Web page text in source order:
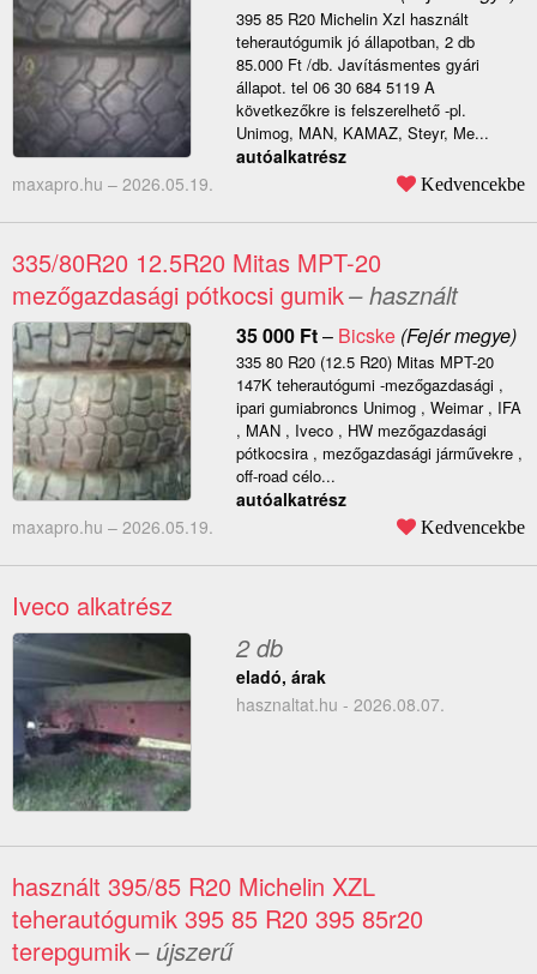
395 85 R20 Michelin Xzl használt
teherautógumik jó állapotban, 2 db
85.000 Ft /db. Javításmentes gyári
állapot. tel 06 30 684 5119 A
következőkre is felszerelhető -pl.
Unimog, MAN, KAMAZ, Steyr, Me...
autóalkatrész
maxapro.hu – 2026.05.19. Kedvencekbe
335/80R20 12.5R20 Mitas MPT-20
mezőgazdasági pótkocsi gumik– használt
35 000 Ft– Bicske(Fejér megye)
335 80 R20 (12.5 R20) Mitas MPT-20
147K teherautógumi -mezőgazdasági ,
ipari gumiabroncs Unimog , Weimar , IFA
, MAN , Iveco , HW mezőgazdasági
pótkocsira , mezőgazdasági járművekre ,
off-road célo...
autóalkatrész
maxapro.hu – 2026.05.19. Kedvencekbe
Iveco alkatrész
2 db
eladó, árak
hasznaltat.hu - 2026.08.07.
használt 395/85 R20 Michelin XZL
teherautógumik 395 85 R20 395 85r20
terepgumik– újszerű